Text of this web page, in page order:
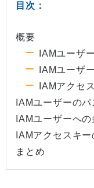
目次：
概要
IAMユーザ
IAMユーザ
IAMアクセ
IAMユーザーの
IAMユーザーへ
IAMアクセスキ
まとめ